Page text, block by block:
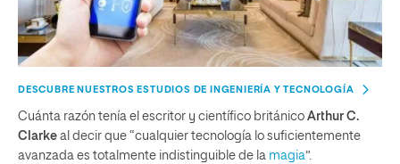
DESCUBRE NUESTROS ESTUDIOS DE INGENIERÍA Y TECNOLOGÍA
Cuánta razón tenía el escritor y científico británico Arthur C.
Clarke al decir que “cualquier tecnología lo suficientemente
avanzada es totalmente indistinguible de la magia”.